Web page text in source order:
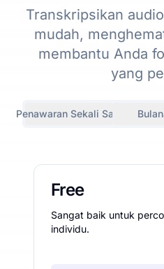
Transkripsikan
mudah,
membantu Anda
yang
Penawaran Sekali Saja
Free
Sangat baik untuk
individu.